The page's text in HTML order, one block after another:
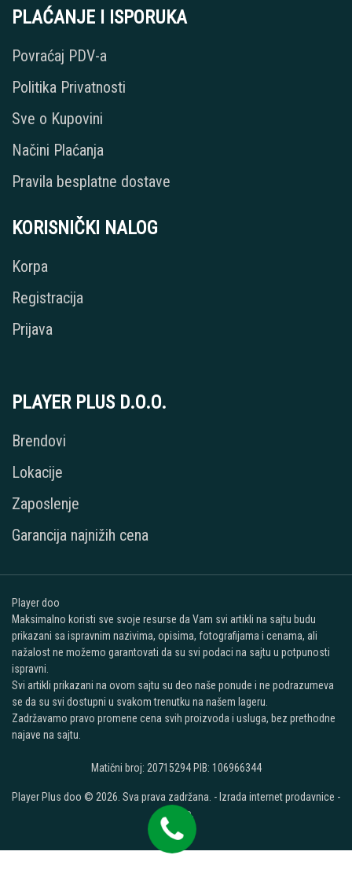
PLAĆANJE I ISPORUKA
Povraćaj PDV-a
Politika Privatnosti
Sve o Kupovini
Načini Plaćanja
Pravila besplatne dostave
KORISNIČKI NALOG
Korpa
Registracija
Prijava
PLAYER PLUS D.O.O.
Brendovi
Lokacije
Zaposlenje
Garancija najnižih cena
Player doo
Maksimalno koristi sve svoje resurse da Vam svi artikli na sajtu budu
prikazani sa ispravnim nazivima, opisima, fotografijama i cenama, ali
nažalost ne možemo garantovati da su svi podaci na sajtu u potpunosti
ispravni.
Svi artikli prikazani na ovom sajtu su deo naše ponude i ne podrazumeva
se da su svi dostupni u svakom trenutku na našem lageru.
Zadržavamo pravo promene cena svih proizvoda i usluga, bez prethodne
najave na sajtu.
Matični broj: 20715294 PIB: 106966344
Player Plus doo © 2026. Sva prava zadržana. - Izrada internet prodavnice -
Selltico.